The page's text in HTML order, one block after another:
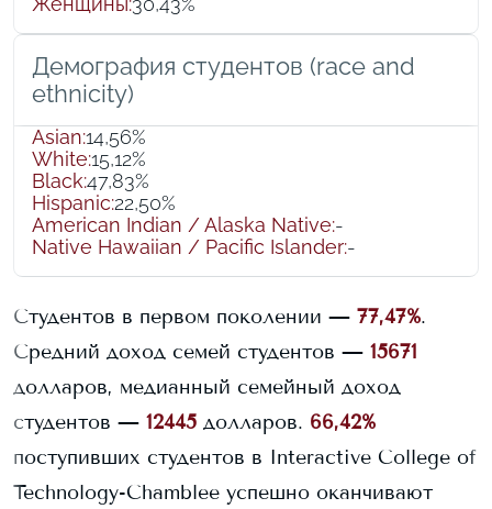
Демография студентов (race and
ethnicity)
Asian:14,56%
White:15,12%
Black:47,83%
Hispanic:22,50%
American Indian / Alaska Native:-
Native Hawaiian / Pacific Islander:-
Студентов в первом поколении — 77,47%.
Средний доход семей студентов — 15671
долларов, медианный семейный доход
студентов — 12445 долларов. 66,42%
поступивших студентов в Interactive College of
Technology-Chamblee успешно оканчивают